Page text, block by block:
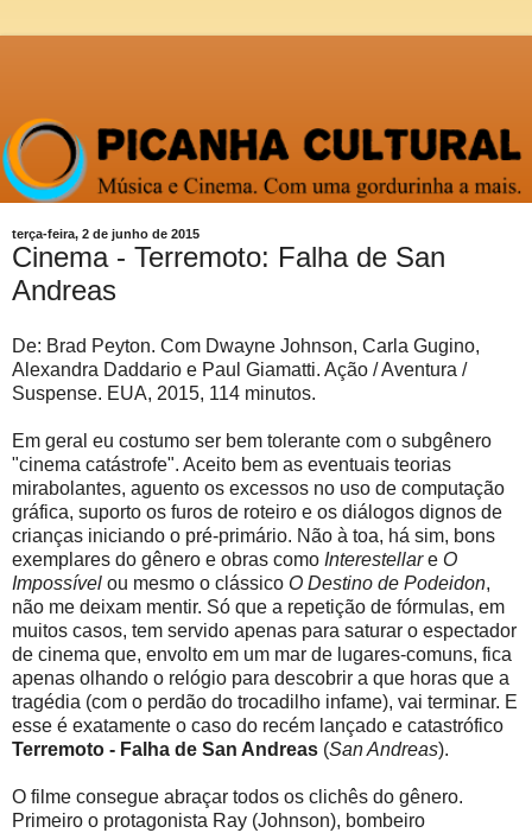
terça-feira, 2 de junho de 2015
Cinema - Terremoto: Falha de San
Andreas
De: Brad Peyton. Com Dwayne Johnson, Carla Gugino,
Alexandra Daddario e Paul Giamatti. Ação / Aventura /
Suspense. EUA, 2015, 114 minutos.
Em geral eu costumo ser bem tolerante com o subgênero
"cinema catástrofe". Aceito bem as eventuais teorias
mirabolantes, aguento os excessos no uso de computação
gráfica, suporto os furos de roteiro e os diálogos dignos de
crianças iniciando o pré-primário. Não à toa, há sim, bons
exemplares do gênero e obras como Interestellare O
Impossível ou mesmo o clássico O Destino de Podeidon,
não me deixam mentir. Só que a repetição de fórmulas, em
muitos casos, tem servido apenas para saturar o espectador
de cinema que, envolto em um mar de lugares-comuns, fica
apenas olhando o relógio para descobrir a que horas que a
tragédia (com o perdão do trocadilho infame), vai terminar. E
esse é exatamente o caso do recém lançado e catastrófico
Terremoto - Falha de San Andreas (San Andreas).
O filme consegue abraçar todos os clichês do gênero.
Primeiro o protagonista Ray (Johnson), bombeiro